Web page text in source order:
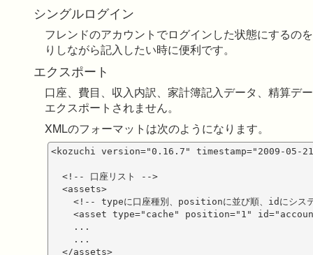
シングルログイン
フレンドのアカウントでログインした状態にするの
りしながら記入したい時に便利です。
エクスポート
口座、費目、収入内訳、家計簿記入データ、精算デ
エクスポートされません。
XMLのフォーマットは次のようになります。
<kozuchi version="0.16.7" timestamp="2009-05-
  <!-- 口座リスト -->
  <assets>
<!-- typeに口座種別、positionに並び順、idにシス
<asset type="cache" position="1"
    ...
    ...
  </assets>